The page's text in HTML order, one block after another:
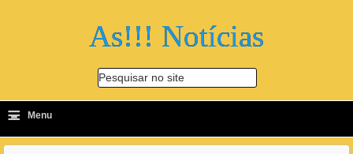
As!!! Notícias
Pesquisar no site
-
≡ Menu